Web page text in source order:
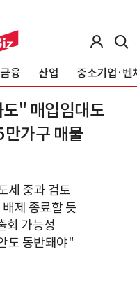
금융 산업 중소기업·벤
" 매입임대도
가구 매물
세 중과 검토
제 종료할 듯
회 가능성
도 동반돼야"